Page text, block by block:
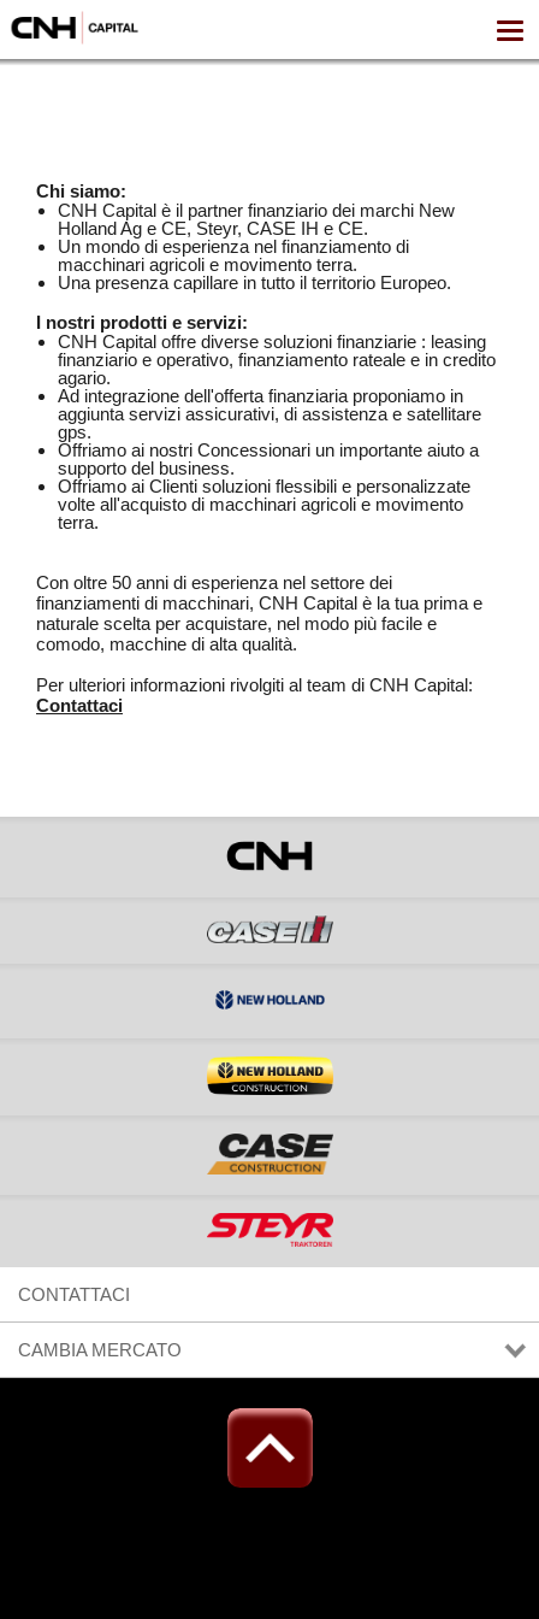
Chi siamo:
CNH Capital è il partner finanziario dei marchi New
Holland Ag e CE, Steyr, CASE IH e CE.
Un mondo di esperienza nel finanziamento di
macchinari agricoli e movimento terra.
Una presenza capillare in tutto il territorio Europeo.
I nostri prodotti e servizi:
CNH Capital offre diverse soluzioni finanziarie : leasing
finanziario e operativo, finanziamento rateale e in credito
agario.
Ad integrazione dell'offerta finanziaria proponiamo in
aggiunta servizi assicurativi, di assistenza e satellitare
gps.
Offriamo ai nostri Concessionari un importante aiuto a
supporto del business.
Offriamo ai Clienti soluzioni flessibili e personalizzate
volte all'acquisto di macchinari agricoli e movimento
terra.
Con oltre 50 anni di esperienza nel settore dei
finanziamenti di macchinari, CNH Capital è la tua prima e
naturale scelta per acquistare, nel modo più facile e
comodo, macchine di alta qualità.
Per ulteriori informazioni rivolgiti al team di CNH Capital:
Contattaci
CONTATTACI
CAMBIA MERCATO